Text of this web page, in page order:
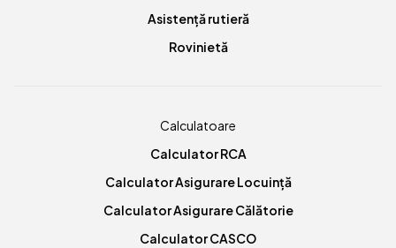
Asistență rutieră
Rovinietă
Calculatoare
Calculator RCA
Calculator Asigurare Locuință
Calculator Asigurare Călătorie
Calculator CASCO